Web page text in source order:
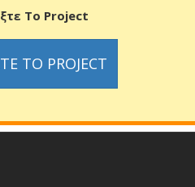
Το Project
ΤΟ PROJECT